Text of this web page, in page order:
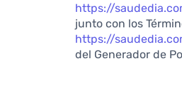
https://
junto con los
https://
del Generador de